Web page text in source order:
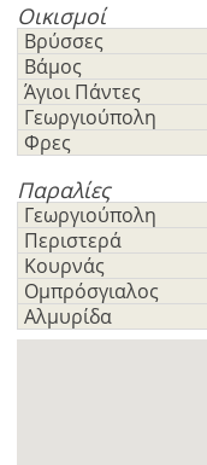
Οικισμοί
Βρύσσες
Βάμος
Άγιοι Πάντες
Γεωργιούπολη
Φρες
Παραλίες
Γεωργιούπολη
Περιστερά
Κουρνάς
Ομπρόσγιαλος
Αλμυρίδα